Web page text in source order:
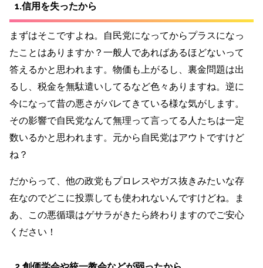
1.信用を失ったから
まずはそこですよね。自民党になってからプラスになっ
たことはありますか？一般人であればあるほどないって
答えるかと思われます。物価も上がるし、裏金問題は出
るし、税金を無駄遣いしてるなど色々ありますね。逆に
今になって昔の悪さがバレてきている様な気がします。
その影響で自民党なんて無理って言ってる人たちは一定
数いるかと思われます。元から自民党はアウトですけど
ね？
だからって、他の政党もプロレスやガス抜きみたいな存
在なのでどこに投票しても使われないんですけどね。ま
あ、この悪循環はゲサラがきたら終わりますのでご安心
ください！